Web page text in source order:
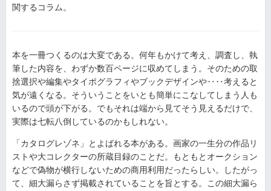
関するコラム。
本を一冊つくるのは大変である。何年もかけて考え、調査し、執
筆した内容を、わずか数百ページに収めてしまう。そのための取
捨選択や編集やタイポグラフィやブックデザインや‥‥考えると
気が遠くなる。そういうことをいとも簡単にこなしてしまう人も
いるので頭が下がる。でもそれは端から見てそう見えるだけで、
実際は七転八倒しているのかもしれない。
「カタログレゾネ」とよばれる本がある。画家の一生分の作品リ
ストや大コレクターの所蔵目録のことだ。もともとオークション
などで偽物が横行しないための商用利用だったらしい。したがっ
て、細大漏らさず掲載されていることを旨とする。この細大漏ら